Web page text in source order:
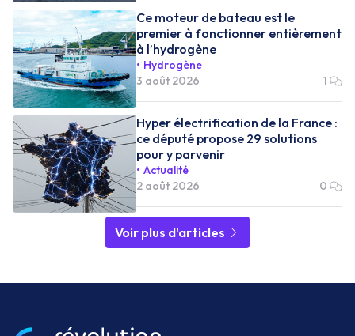
Ce moteur de bateau est le
premier à fonctionner entièrement
à l’hydrogène
Hydrogène
3 août 2026
1
Hyper électrification de la France :
ce député propose 29 solutions
pour y parvenir
Actualité
2 août 2026
0
Voir plus d'articles